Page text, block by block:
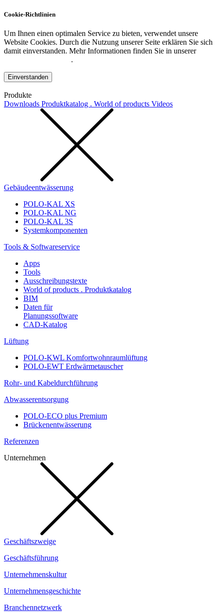
Cookie-Richtlinien
Um Ihnen einen optimalen Service zu bieten, verwendet unsere
Website Cookies. Durch die Nutzung unserer Seite erklären Sie sich
damit einverstanden. Mehr Informationen finden Sie in unserer
.
Einverstanden
Produkte
Downloads Produktkatalog . World of products Videos
Gebäudeentwässerung
POLO-KAL XS
POLO-KAL NG
POLO-KAL 3S
Systemkomponenten
Tools & Softwareservice
Apps
Tools
Ausschreibungstexte
World of products . Produktkatalog
BIM
Daten für
Planungssoftware
CAD-Katalog
Lüftung
POLO-KWL Komfortwohnraumlüftung
POLO-EWT Erdwärmetauscher
Rohr- und Kabeldurchführung
Abwasserentsorgung
POLO-ECO plus Premium
Brückenentwässerung
Referenzen
Unternehmen
Geschäftszweige
Geschäftsführung
Unternehmenskultur
Unternehmensgeschichte
Branchennetzwerk